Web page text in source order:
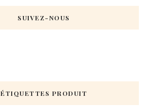
SUIVEZ-NOUS
ÉTIQUETTES PRODUIT